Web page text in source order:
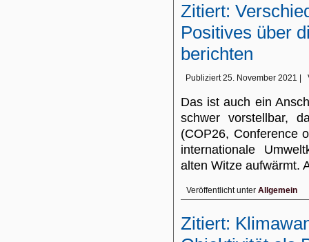
Zitiert:
Positives über
berichten
Publiziert 25. November 2021
Das ist auch ein
schwer vorstellbar,
(COP26, Conference
internationale
alten Witze aufwärmt.
Veröffentlicht unter Allgemein
Zitiert: